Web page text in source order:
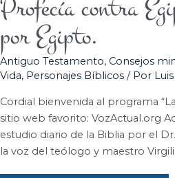
Profecía contra
por Egipto.
Antiguo Testamento, Consejos
Vida, Personajes Bíblicos / Por
Cordial bienvenida al programa
sitio web favorito: VozActual.org
estudio diario de la Biblia por el
la voz del teólogo y maestro
contra
Egipto,
lamento
por
Egipto.